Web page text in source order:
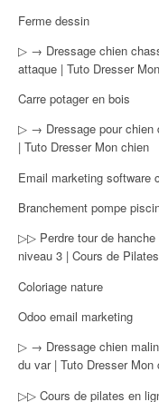
Ferme dessin
▷ → Dressage chien
attaque | Tuto Dresser
Carre potager en bois
▷ → Dressage pour chien
| Tuto Dresser Mon chien
Email marketing software
Branchement pompe
▷▷ Perdre tour de
niveau 3 | Cours de
Coloriage nature
Odoo email marketing
▷ → Dressage chien
du var | Tuto Dresser Mon
▷▷ Cours de pilates en